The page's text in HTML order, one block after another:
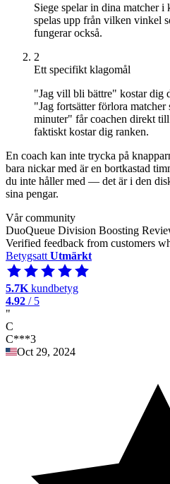
Siege spelar in dina matcher i
spelas upp från vilken vinkel
fungerar också.
2
Ett specifikt klagomål
"Jag vill bli bättre" kostar dig
"Jag fortsätter förlora
minuter" får coachen direkt
faktiskt kostar dig ranken.
En coach kan inte trycka på
bara nickar med är en bortkastad
du inte håller med — det är i den
sina pengar.
Vår community
DuoQueue Division Boosting
Verified feedback from customers
Betygsatt Utmärkt
5.7K kundbetyg
4.92 / 5
"
C
C***3
Oct 29, 2024